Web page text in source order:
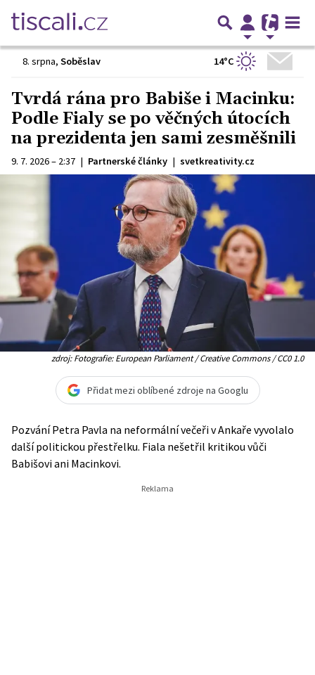
8. srpna, Soběslav 14°C
Tvrdá rána pro Babiše i Macinku:
Podle Fialy se po věčných útocích
na prezidenta jen sami zesměšnili
9. 7. 2026 – 2:37 | Partnerské články | svetkreativity.cz
zdroj: Fotografie: European Parliament / Creative Commons / CC0 1.0
Přidat mezi oblíbené zdroje na Googlu
Pozvání Petra Pavla na neformální večeři v Ankaře vyvolalo
další politickou přestřelku. Fiala nešetřil kritikou vůči
Babišovi ani Macinkovi.